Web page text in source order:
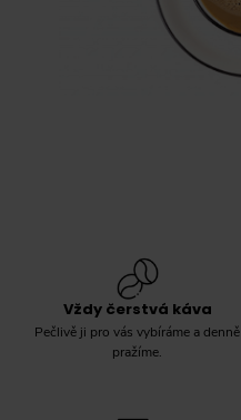
Vždy čerstvá káva
Pečlivě ji pro vás vybíráme a denně
pražíme.